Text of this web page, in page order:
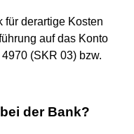
für derartige Kosten
auf das Konto
(SKR 03) bzw.
der Bank?